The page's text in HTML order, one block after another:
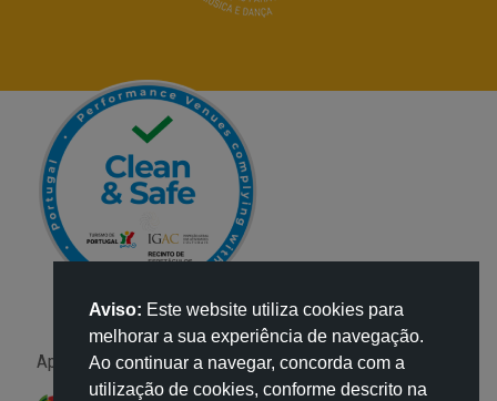
Apoio:
Aviso: Este website utiliza cookies para
melhorar a sua experiência de navegação.
Ao continuar a navegar, concorda com a
utilização de cookies, conforme descrito na